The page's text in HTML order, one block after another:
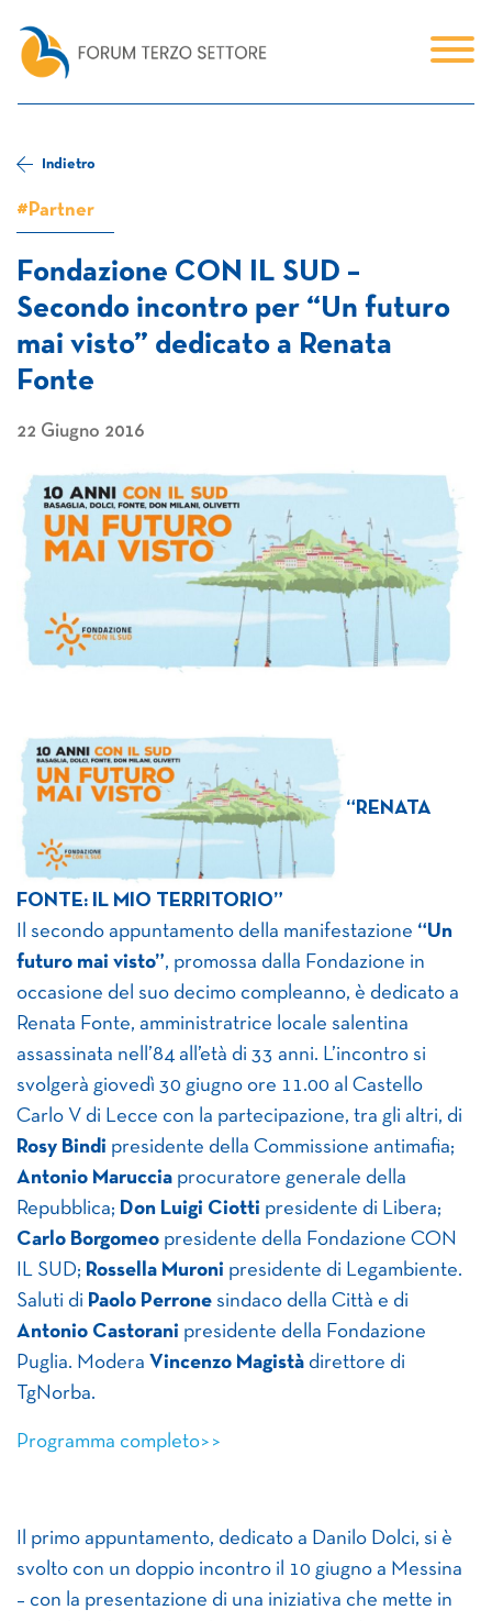
Indietro
#Partner
Fondazione CON IL SUD –
Secondo incontro per “Un futuro
mai visto” dedicato a Renata
Fonte
22 Giugno 2016
“RENATA
FONTE: IL MIO TERRITORIO”
Il secondo appuntamento della manifestazione “Un
futuro mai visto”, promossa dalla Fondazione in
occasione del suo decimo compleanno, è dedicato a
Renata Fonte, amministratrice locale salentina
assassinata nell’84 all’età di 33 anni. L’incontro si
svolgerà giovedì 30 giugno ore 11.00 al Castello
Carlo V di Lecce con la partecipazione, tra gli altri, di
Rosy Bindi presidente della Commissione antimafia;
Antonio Maruccia procuratore generale della
Repubblica; Don Luigi Ciotti presidente di Libera;
Carlo Borgomeo presidente della Fondazione CON
IL SUD; Rossella Muroni presidente di Legambiente.
Saluti di Paolo Perrone sindaco della Città e di
Antonio Castorani presidente della Fondazione
Puglia. Modera Vincenzo Magistà direttore di
TgNorba.
Programma completo>>
Il primo appuntamento, dedicato a Danilo Dolci, si è
svolto con un doppio incontro il 10 giugno a Messina
– con la presentazione di una iniziativa che mette in